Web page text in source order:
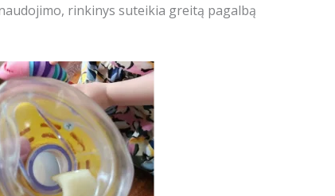
rinkinys suteikia greitą pagalbą